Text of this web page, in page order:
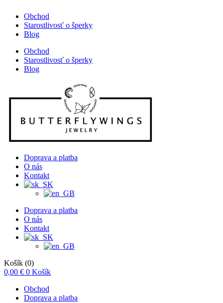
Obchod
Starostlivosť o šperky
Blog
Obchod
Starostlivosť o šperky
Blog
Doprava a platba
O nás
Kontakt
Doprava a platba
O nás
Kontakt
Košík (0)
0,00 € 0 Košík
Obchod
Doprava a platba